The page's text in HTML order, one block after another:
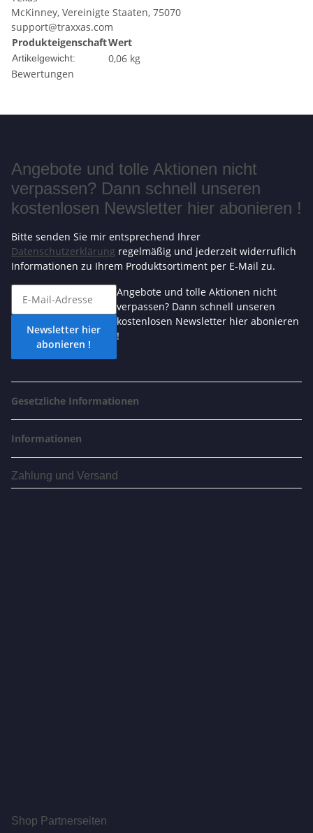
McKinney, Vereinigte Staaten, 75070
support@traxxas.com
ProdukteigenschaftWert
Artikelgewicht: 0,06 kg
Bewertungen
Angebote und tolle Aktionen nicht
verpassen? Dann schnell unseren
kostenlosen Newsletter hier abonieren !
Bitte senden Sie mir entsprechend Ihrer
Datenschutzerklärung regelmäßig und jederzeit widerruflich
Informationen zu Ihrem Produktsortiment per E-Mail zu.
Newsletter hier
abonieren !
Angebote und tolle Aktionen nicht
verpassen? Dann schnell unseren
kostenlosen Newsletter hier abonieren
!
Gesetzliche Informationen
Informationen
Zahlung und Versand
Shop Partnerseiten